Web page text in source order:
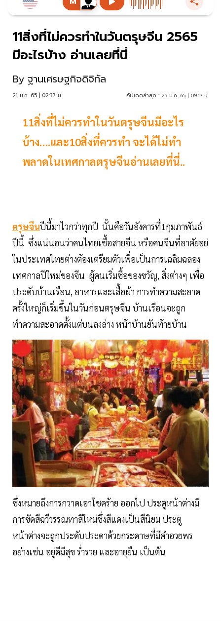
11สิ่งที่ไม่ควรทำในวันตรุษจีน 2565
มีอะไรบ้าง อ่านเลยที่นี่
By ฐานเศรษฐกิจดิจิทัล
21 ม.ค. 65 | 02:37 น. อัปเดตล่าสุด : 25 ม.ค. 65 | 09:17 น.
11สิ่งที่ไม่ควรทำในวันตรุษจีนมีอะไร
บ้าง….และ10สิ่งที่ควรทำ จะได้ไม่ทำ
พลาดในเทศกาลตรุษจีนอ่านเลยที่นี่..
ตรุษจีนปีนี้มาไวกว่าทุกปี นั้นคือวันอังคารที่1กุมภาพันธ์
ปีนี้ ซึ่งแน่นอนว่าคนไทยเชื้อสายจีน หรือคนจีนที่อาศัยอย่
ในประเทศไทยต่างต้องเตรียมตัวเพื่อเป็นการเฉลิมฉลอง
เทศกาลปีใหม่ของจีน ผู้คนเริ่มซื้อของขวัญ, สิ่งต่างๆ เพื่อ
ประดับบ้านเรือน, อาหารและเสื้อผ้า การทำความสะอาด
ครั้งใหญ่ก็เริ่มขึ้นในวันก่อนตรุษจีน บ้านเรือนจะถูก
ทำความสะอาดตั้งแต่บนลงล่าง หน้าบ้านยันท้ายบ้าน
ซึ่งหมายถึงการกวาดเอาโชคร้าย ออกไป ประตูหน้าต่างมี
การขัดสีฉวีวรรณทาสีใหม่ซึ่งสีแดงเป็นสีนิยม ประตู
หน้าต่างจะถูกประดับประดาด้วยกระดาษที่มีคำอวยพร
อย่างเช่น อยู่ดีมีสุข ร่ำรวย และอายุยืน เป็นต้น